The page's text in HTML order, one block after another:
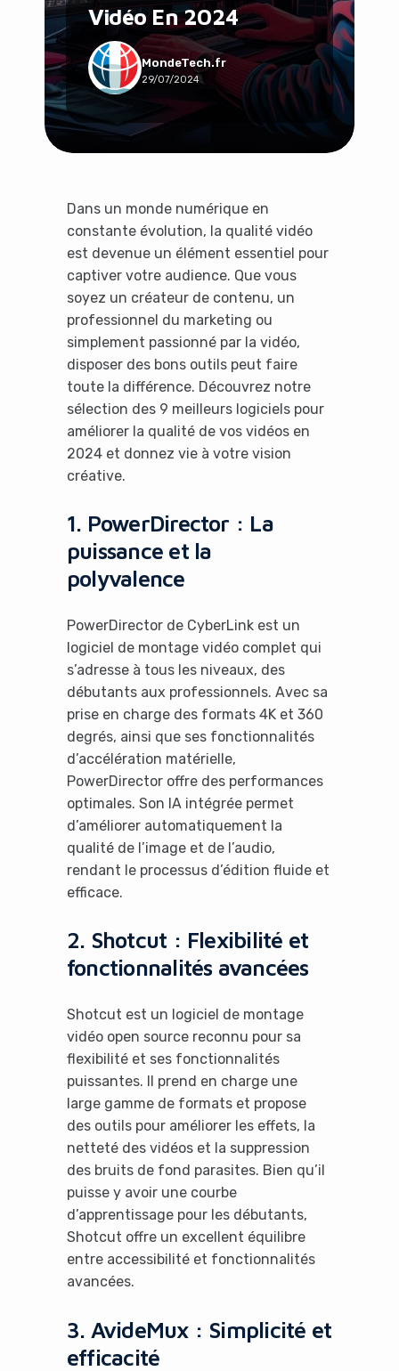
Vidéo En 2024
MondeTech.fr
29/07/2024
Dans un monde numérique en
constante évolution, la qualité vidéo
est devenue un élément essentiel pour
captiver votre audience. Que vous
soyez un créateur de contenu, un
professionnel du marketing ou
simplement passionné par la vidéo,
disposer des bons outils peut faire
toute la différence. Découvrez notre
sélection des 9 meilleurs logiciels pour
améliorer la qualité de vos vidéos en
2024 et donnez vie à votre vision
créative.
1. PowerDirector : La
puissance et la
polyvalence
PowerDirector de CyberLink est un
logiciel de montage vidéo complet qui
s’adresse à tous les niveaux, des
débutants aux professionnels. Avec sa
prise en charge des formats 4K et 360
degrés, ainsi que ses fonctionnalités
d’accélération matérielle,
PowerDirector offre des performances
optimales. Son IA intégrée permet
d’améliorer automatiquement la
qualité de l’image et de l’audio,
rendant le processus d’édition fluide et
efficace.
2. Shotcut : Flexibilité et
fonctionnalités avancées
Shotcut est un logiciel de montage
vidéo open source reconnu pour sa
flexibilité et ses fonctionnalités
puissantes. Il prend en charge une
large gamme de formats et propose
des outils pour améliorer les effets, la
netteté des vidéos et la suppression
des bruits de fond parasites. Bien qu’il
puisse y avoir une courbe
d’apprentissage pour les débutants,
Shotcut offre un excellent équilibre
entre accessibilité et fonctionnalités
avancées.
3. AvideMux : Simplicité et
efficacité
Social & Communauté
Tech & Développement
Travail & Productivité
Voyage